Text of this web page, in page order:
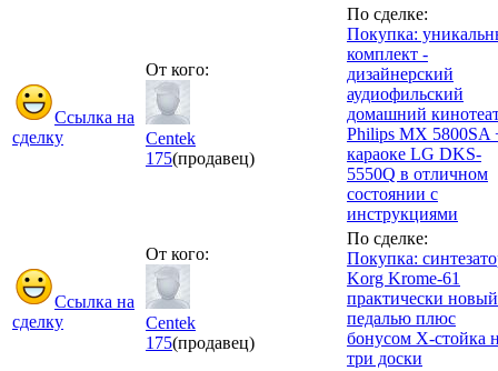
Ссылка на
сделку
От кого:
Centek
175(продавец)
По сделке:
Покупка:
комплект -
дизайнерский
аудиофильский
домашний
Philips MX 5800SA
караоке LG DKS-
5550Q в отличном
состоянии с
инструкциями
Ссылка на
сделку
От кого:
Centek
175(продавец)
По сделке:
Покупка:
Korg Krome-61
практически
педалью плюс
бонусом Х-стойка
три доски